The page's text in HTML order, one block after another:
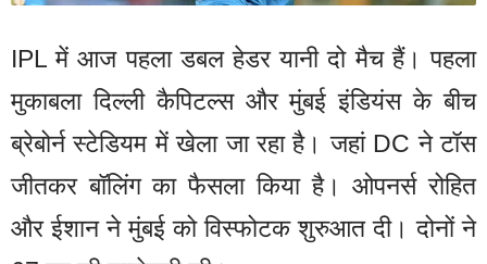
IPL में आज पहला डबल हेडर यानी दो मैच हैं। पहला
मुकाबला दिल्ली कैपिटल्स और मुंबई इंडियंस के बीच
ब्रेबोर्न स्टेडियम में खेला जा रहा है। जहां DC ने टॉस
जीतकर बॉलिंग का फैसला किया है। ओपनर्स रोहित
और ईशान ने मुंबई को विस्फोटक शुरुआत दी। दोनों ने